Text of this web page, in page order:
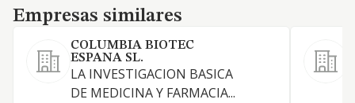
Empresas similares
Empresas similares
COLUMBIA BIOTEC
ESPANA SL.
LA INVESTIGACION BASICA
DE MEDICINA Y FARMACIA...